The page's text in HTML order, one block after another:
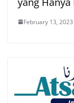
February 13, 2023